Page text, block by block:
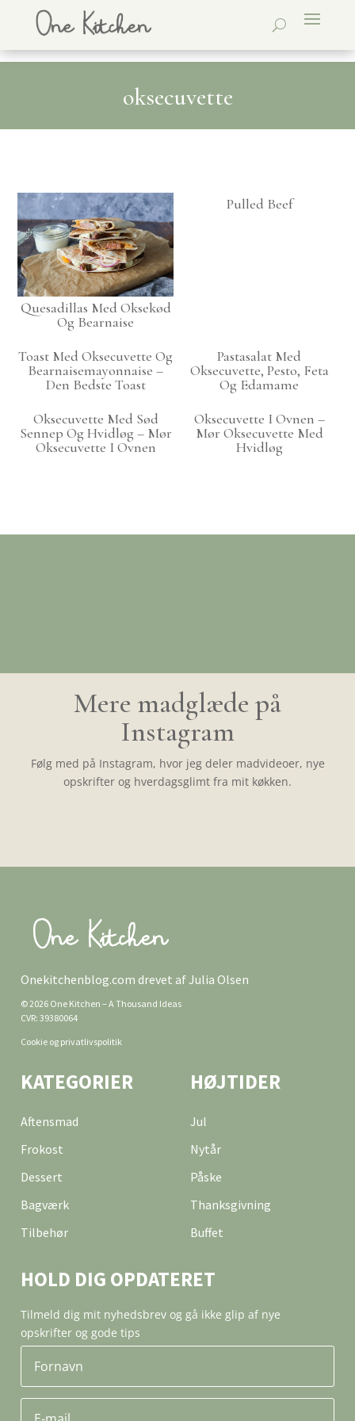
oksecuvette
Quesadillas Med Oksekød
Og Bearnaise
Pulled Beef
Toast Med Oksecuvette Og
Bearnaisemayonnaise –
Den Bedste Toast
Pastasalat Med
Oksecuvette, Pesto, Feta
Og Edamame
Oksecuvette Med Sød
Sennep Og Hvidløg – Mør
Oksecuvette I Ovnen
Oksecuvette I Ovnen –
Mør Oksecuvette Med
Hvidløg
Mere madglæde på
Instagram
Følg med på Instagram, hvor jeg deler madvideoer, nye
opskrifter og hverdagsglimt fra mit køkken.
Onekitchenblog.com drevet af Julia Olsen
© 2026 One Kitchen – A Thousand Ideas
CVR: 39380064
Cookie og privatlivspolitik
KATEGORIER
Aftensmad
Frokost
Dessert
Bagværk
Tilbehør
HØJTIDER
Jul
Nytår
Påske
Thanksgivning
Buffet
HOLD DIG OPDATERET
Tilmeld dig mit nyhedsbrev og gå ikke glip af nye
opskrifter og gode tips